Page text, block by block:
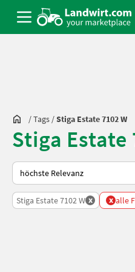
/Tags /Stiga Estate 7102 W
Stiga
So wird auf Landwirt.com
Stiga Estate 7102 W x x alle